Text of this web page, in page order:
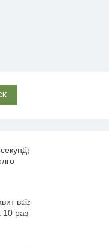
i
i
вас
10 раз